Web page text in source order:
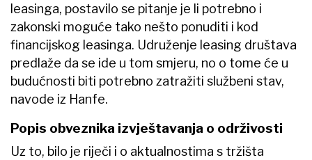
leasinga, postavilo se pitanje je li potrebno i
zakonski moguće tako nešto ponuditi i kod
financijskog leasinga. Udruženje leasing društava
predlaže da se ide u tom smjeru, no o tome će u
budućnosti biti potrebno zatražiti službeni stav,
navode iz Hanfe.
Popis obveznika izvještavanja o održivosti
Uz to, bilo je riječi i o aktualnostima s tržišta